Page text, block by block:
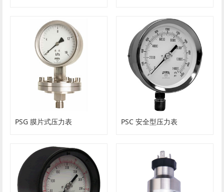
PSG 膜片式压力表 PSC 安全型压力表